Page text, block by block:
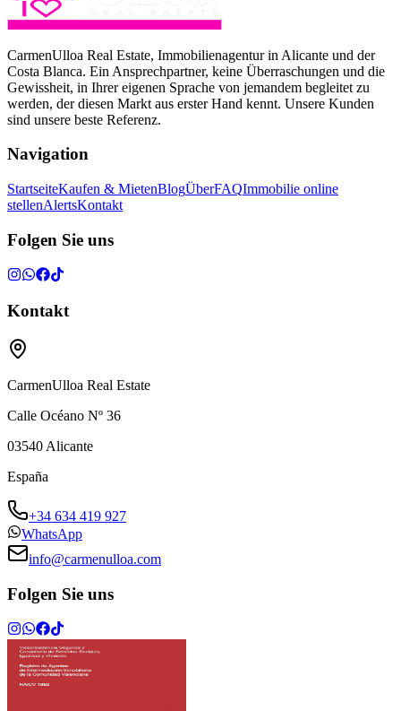
CarmenUlloa Real Estate, Immobilienagentur in Alicante und der
Costa Blanca. Ein Ansprechpartner, keine Überraschungen und die
Gewissheit, in Ihrer eigenen Sprache von jemandem begleitet zu
werden, der diesen Markt aus erster Hand kennt. Unsere Kunden
sind unsere beste Referenz.
Navigation
StartseiteKaufen & MietenBlogÜberFAQImmobilie online
stellenAlertsKontakt
Folgen Sie uns
Kontakt
CarmenUlloa Real Estate
Calle Océano Nº 36
03540 Alicante
España
+34 634 419 927
WhatsApp
info@carmenulloa.com
Folgen Sie uns